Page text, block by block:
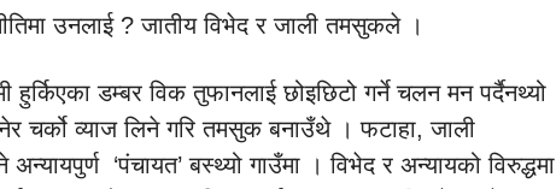
उनलाई ? जातीय विभेद र जाली तमसुकले ।
हुर्किएका डम्बर विक तुफानलाई छोइछिटो गर्ने चलन मन पर्दैनथ्यो
चर्को व्याज लिने गरि तमसुक बनाउँथे । फटाहा, जाली
‘पंचायत’ बस्थ्यो गाउँमा । विभेद र अन्यायको विरुद्धमा